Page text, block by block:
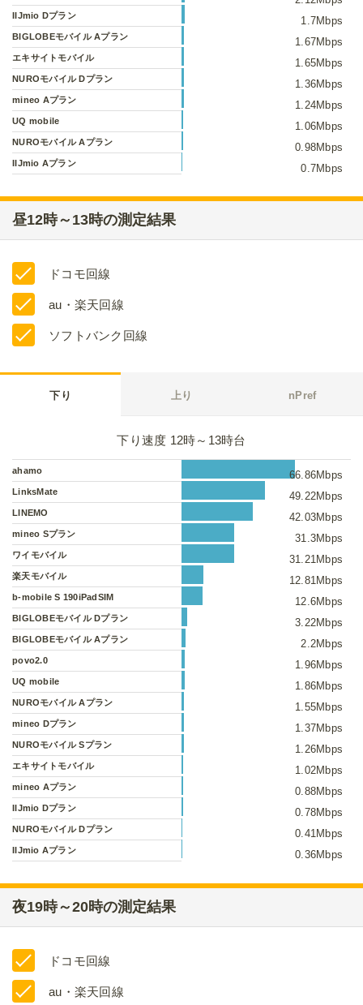
IIJmio Dプラン 1.7Mbps
BIGLOBEモバイル Aプラン 1.67Mbps
エキサイトモバイル 1.65Mbps
NUROモバイル Dプラン 1.36Mbps
mineo Aプラン 1.24Mbps
UQ mobile 1.06Mbps
NUROモバイル Aプラン 0.98Mbps
IIJmio Aプラン 0.7Mbps
昼12時～13時の測定結果
ドコモ回線
au・楽天回線
ソフトバンク回線
下り 上り nPref
下り速度 12時～13時台
ahamo 66.86Mbps
LinksMate 49.22Mbps
LINEMO 42.03Mbps
mineo Sプラン 31.3Mbps
ワイモバイル 31.21Mbps
楽天モバイル 12.81Mbps
b-mobile S 190iPadSIM 12.6Mbps
BIGLOBEモバイル Dプラン 3.22Mbps
BIGLOBEモバイル Aプラン 2.2Mbps
povo2.0 1.96Mbps
UQ mobile 1.86Mbps
NUROモバイル Aプラン 1.55Mbps
mineo Dプラン 1.37Mbps
NUROモバイル Sプラン 1.26Mbps
エキサイトモバイル 1.02Mbps
mineo Aプラン 0.88Mbps
IIJmio Dプラン 0.78Mbps
NUROモバイル Dプラン 0.41Mbps
IIJmio Aプラン 0.36Mbps
夜19時～20時の測定結果
ドコモ回線
au・楽天回線